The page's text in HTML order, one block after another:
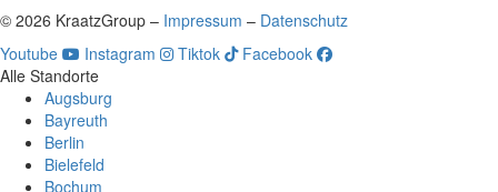
© 2026 KraatzGroup – Impressum – Datenschutz
Youtube
Instagram Tiktok
Facebook
Alle Standorte
Augsburg
Bayreuth
Berlin
Bielefeld
Bochum